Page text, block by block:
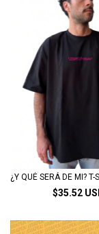
¿Y QUÉ SERÁ DE MI? T-
$35.52